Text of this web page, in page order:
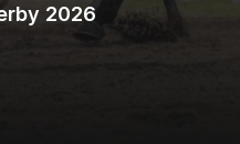
2026